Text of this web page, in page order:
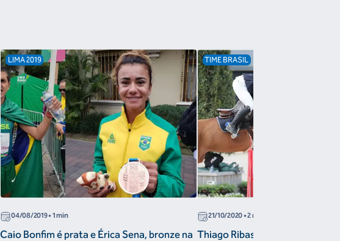
LIMA 2019
04/08/2019• 1 min
Caio Bonfim é prata e Érica Sena, bronze na
TIME BRASIL
21/10/2020• 2 min
Thiago Ribas vence GP na